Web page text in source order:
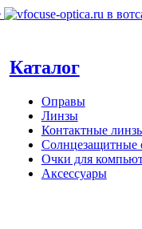
Каталог
Оправы
Линзы
Контактные
Солнцезащитные
Очки для
Аксессуары